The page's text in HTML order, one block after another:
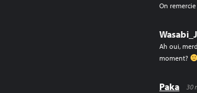
On
Ah oui,
moment?
Paka
30